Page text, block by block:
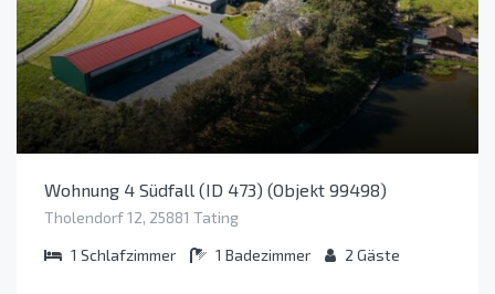
Wohnung 4 Südfall (ID 473) (Objekt 99498)
Tholendorf 12, 25881 Tating
1 Schlafzimmer 1 Badezimmer 2 Gäste